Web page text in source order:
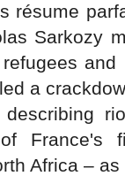
résume
Sarkozy
a
France's
Africa –